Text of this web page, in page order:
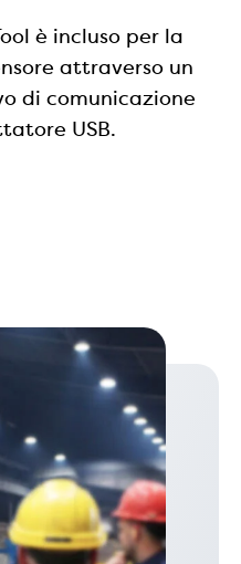
è incluso per la
attraverso un
di comunicazione
USB.